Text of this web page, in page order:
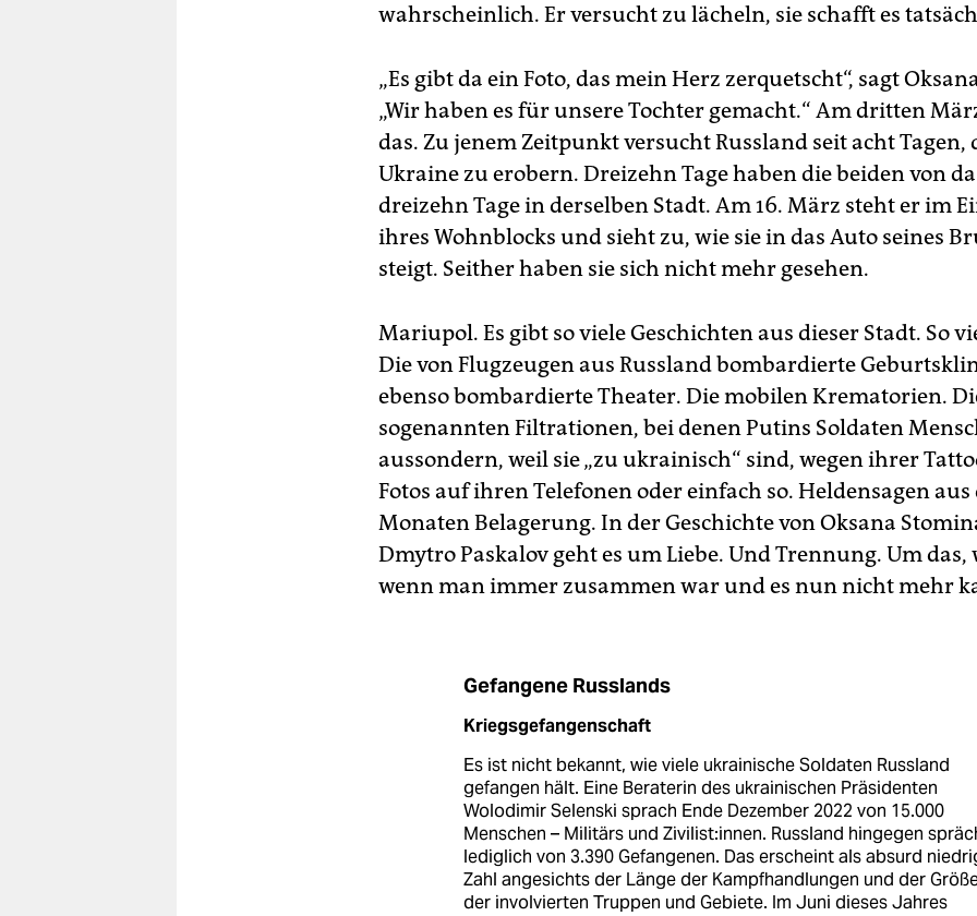
wahrscheinlich. Er versucht zu lächeln, sie schafft es
„Es gibt da ein Foto, das mein Herz zerquetscht“, sagt
„Wir haben es für unsere Tochter gemacht.“ Am dritten
das. Zu jenem Zeitpunkt versucht Russland seit acht Tagen,
Ukraine zu erobern. Dreizehn Tage haben die beiden von
dreizehn Tage in derselben Stadt. Am 16. März steht er im
ihres Wohnblocks und sieht zu, wie sie in das Auto seines
steigt. Seither haben sie sich nicht mehr gesehen.
Mariupol. Es gibt so viele Geschichten aus dieser Stadt. So
Die von Flugzeugen aus Russland bombardierte
ebenso bombardierte Theater. Die mobilen Krematorien.
sogenannten Filtrationen, bei denen Putins Soldaten
aussondern, weil sie „zu ukrainisch“ sind, wegen ihrer
Fotos auf ihren Telefonen oder einfach so. Heldensagen
Monaten Belagerung. In der Geschichte von Oksana
Dmytro Paskalov geht es um Liebe. Und Trennung. Um das,
wenn man immer zusammen war und es nun nicht mehr
Gefangene Russlands
Kriegsgefangenschaft
Es ist nicht bekannt, wie viele ukrainische Soldaten Russland
gefangen hält. Eine Beraterin des ukrainischen Präsidenten
Wolodimir Selenski sprach Ende Dezember 2022 von 15.000
Menschen – Militärs und Zivilist:innen. Russland hingegen
lediglich von 3.390 Gefangenen. Das erscheint als absurd
Zahl angesichts der Länge der Kampfhandlungen und der
der involvierten Truppen und Gebiete. Im Juni dieses Jahres